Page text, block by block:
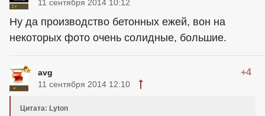
11 сентября 2014 10:12
Ну да производство бетонных ежей, вон на
некоторых фото очень солидные, большие.
avg +4
11 сентября 2014 12:10
Цитата: Lyton